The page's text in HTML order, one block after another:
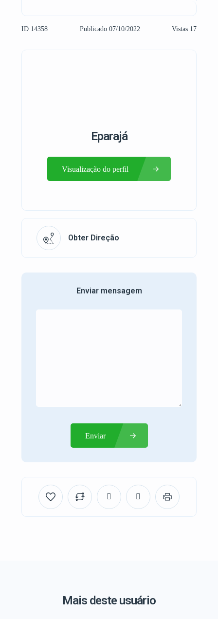
ID 14358 Publicado 07/10/2022 Vistas 17
Eparajá
Visualização do perfil
Obter Direção
Enviar mensagem
Enviar
Mais deste usuário